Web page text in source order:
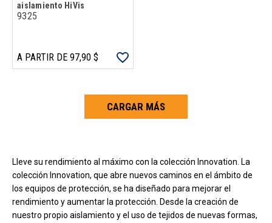
aislamiento HiVis
9325
A PARTIR DE 97,90 $
CARGAR MÁS
Carga más productos. El lector de pantalla anunciará cuando se hayan
Lleve su rendimiento al máximo con la colección Innovation. La
colección Innovation, que abre nuevos caminos en el ámbito de
los equipos de protección, se ha diseñado para mejorar el
rendimiento y aumentar la protección. Desde la creación de
nuestro propio aislamiento y el uso de tejidos de nuevas formas,